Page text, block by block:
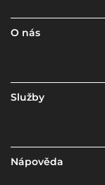
O nás
Služby
Nápověda